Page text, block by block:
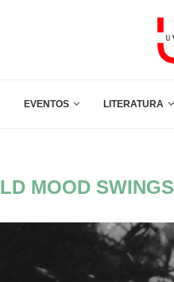
EVENTOS LITERATURA
MOOD SWINGS